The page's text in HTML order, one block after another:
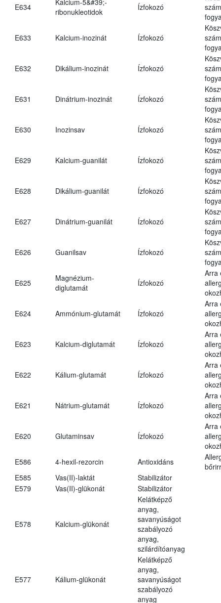
E634
ribonukleotidok
Ízfokozó
E633 Kalcium-inozinát Ízfokozó
E632 Dikálium-inozinát Ízfokozó
E631 Dinátrium-inozinát Ízfokozó
E630 Inozinsav Ízfokozó
E629 Kalcium-guanilát Ízfokozó
E628 Dikálium-guanilát Ízfokozó
E627 Dinátrium-guanilát Ízfokozó
E626 Guanilsav Ízfokozó
E625
Magnézium-
diglutamát
Ízfokozó
Arra
E624 Ammónium-glutamát Ízfokozó
Arra
E623 Kalcium-diglutamát Ízfokozó
Arra
E622 Kálium-glutamát Ízfokozó
Arra
E621 Nátrium-glutamát Ízfokozó
Arra
E620 Glutaminsav Ízfokozó
Arra
E586
4-hexil-rezorcin Antioxidáns
E585
Vas(II)-laktát
Stabilizátor
E579
Vas(II)-glükonát Stabilizátor
E578 Kalcium-glükonát
Kelátképző
anyag,
savanyúságot
szabályozó
anyag,
szilárdítóanyag
E577 Kálium-glükonát
Kelátképző
anyag,
savanyúságot
szabályozó
anyag